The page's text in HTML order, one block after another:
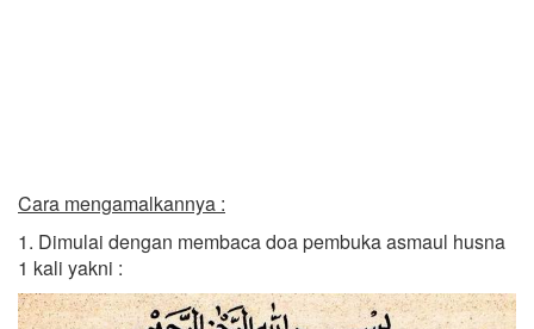
Cara mengamalkannya :
1. Dimulai dengan membaca doa pembuka asmaul husna
1 kali yakni :